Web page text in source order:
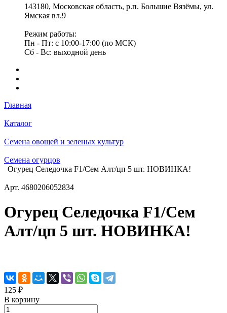
143180, Московская область, р.п. Большие Вязёмы, ул.
Ямская вл.9
Режим работы:
Пн - Пт: с 10:00-17:00 (по МСК)
Сб - Вс: выходной день
Главная
Каталог
Семена овощей и зеленых культур
Семена огурцов
Огурец Селедочка F1/Сем Алт/цп 5 шт. НОВИНКА!
Арт. 4680206052834
Огурец Селедочка F1/Сем
Алт/цп 5 шт. НОВИНКА!
125 ₽
В корзину